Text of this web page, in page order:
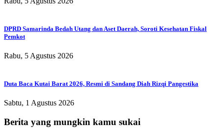
DPRD Samarinda Bedah Utang dan Aset Daerah, Soroti Kesehatan Fiskal
Pemkot
Rabu, 5 Agustus 2026
Duta Baca Kutai Barat 2026, Resmi di Sandang Diah Rizqi Pangestika
Sabtu, 1 Agustus 2026
Berita yang mungkin kamu sukai